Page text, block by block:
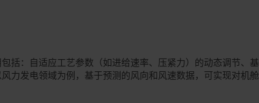
括：自适应工艺参数（如进给速率、压紧力）的动态调节、基
力发电领域为例，基于预测的风向和风速数据，可实现对机舱